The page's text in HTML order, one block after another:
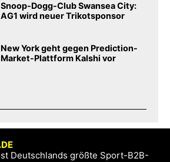
Snoop-Dogg-Club Swansea City:
AG1 wird neuer Trikotsponsor
New York geht gegen Prediction-
Market-Plattform Kalshi vor
Deutschlands größte Sport-B2B-